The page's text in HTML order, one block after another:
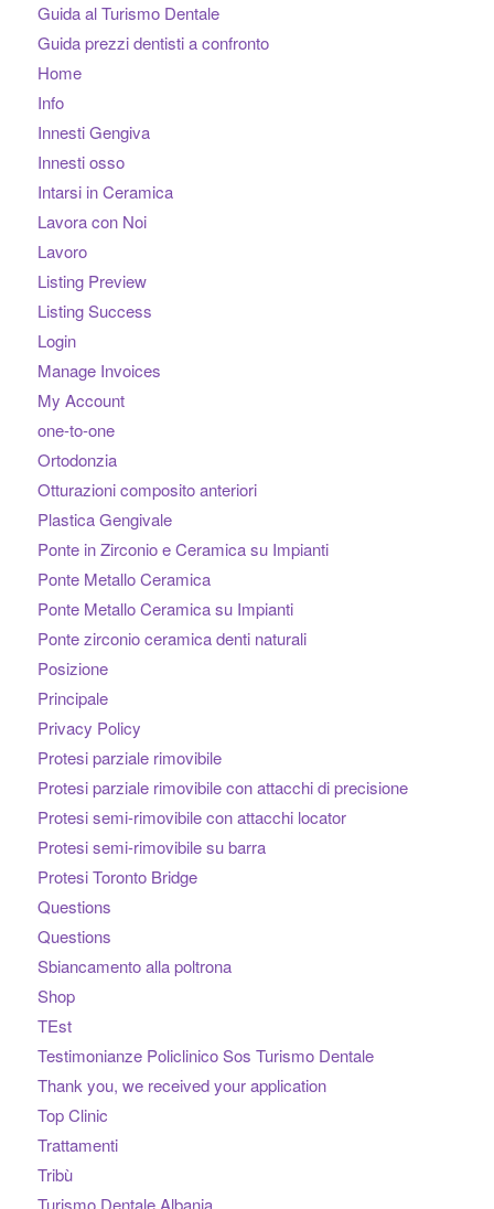
Guida al Turismo Dentale
Guida prezzi dentisti a confronto
Home
Info
Innesti Gengiva
Innesti osso
Intarsi in Ceramica
Lavora con Noi
Lavoro
Listing Preview
Listing Success
Login
Manage Invoices
My Account
one-to-one
Ortodonzia
Otturazioni composito anteriori
Plastica Gengivale
Ponte in Zirconio e Ceramica su Impianti
Ponte Metallo Ceramica
Ponte Metallo Ceramica su Impianti
Ponte zirconio ceramica denti naturali
Posizione
Principale
Privacy Policy
Protesi parziale rimovibile
Protesi parziale rimovibile con attacchi di precisione
Protesi semi-rimovibile con attacchi locator
Protesi semi-rimovibile su barra
Protesi Toronto Bridge
Questions
Questions
Sbiancamento alla poltrona
Shop
TEst
Testimonianze Policlinico Sos Turismo Dentale
Thank you, we received your application
Top Clinic
Trattamenti
Tribù
Turismo Dentale Albania